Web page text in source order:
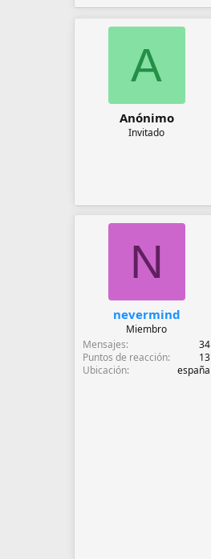
A
Anónimo
Invitado
N
nevermind
Miembro
Mensajes
34
Puntos de reacción
13
Ubicación
españa